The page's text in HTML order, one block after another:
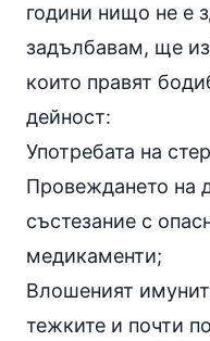
години нищо не е
задълбавам, ще
които правят
дейност:
Употребата на
Провеждането на
състезание с
медикаменти;
Влошеният
тежките и почти